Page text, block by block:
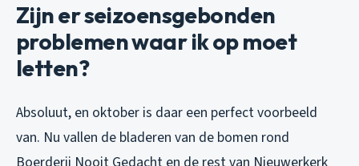
Zijn er seizoensgebonden
problemen waar ik op moet
letten?
Absoluut, en oktober is daar een perfect voorbeeld
van. Nu vallen de bladeren van de bomen rond